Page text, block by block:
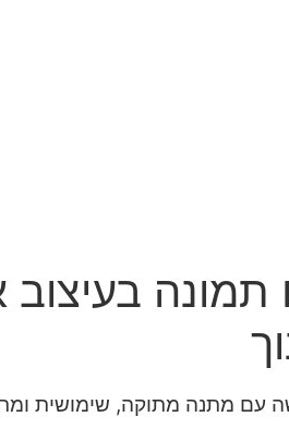
בעיצוב
עם מתנה מתוקה, שימושית